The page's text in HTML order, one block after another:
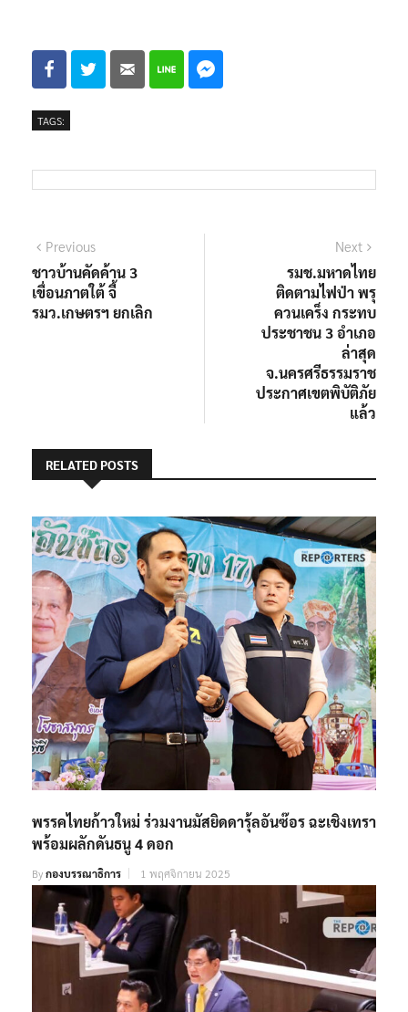
TAGS:
Previous
ชาวบ้านคัดค้าน 3
เขื่อนภาตใต้ จี้
รมว.เกษตรฯ ยกเลิก
Next
รมช.มหาดไทย
ติดตามไฟป่า พรุ
ควนเคร็ง กระทบ
ประชาชน 3 อำเภอ
ล่าสุด
จ.นครศรีธรรมราช
ประกาศเขตพิบัติภัย
แล้ว
RELATED POSTS
พรรคไทยก้าวใหม่ ร่วมงานมัสยิดดารุ้ลอันซ๊อร ฉะเชิงเทรา
พร้อมผลักดันธนู 4 ดอก
Byกองบรรณาธิการ 1 พฤศจิกายน 2025